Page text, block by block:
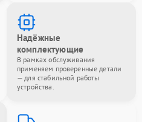
Надёжные
комплектующие
В рамках обслуживания
применяем проверенные детали
— для стабильной работы
устройства.